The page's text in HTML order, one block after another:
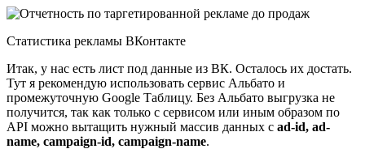
Статистика рекламы ВКонтакте
Итак, у нас есть лист под данные из ВК. Осталось их достать.
Тут я рекомендую использовать сервис Альбато и
промежуточную Google Таблицу. Без Альбато выгрузка не
получится, так как только с сервисом или иным образом по
API можно вытащить нужный массив данных с ad-id, ad-
name, campaign-id, campaign-name.